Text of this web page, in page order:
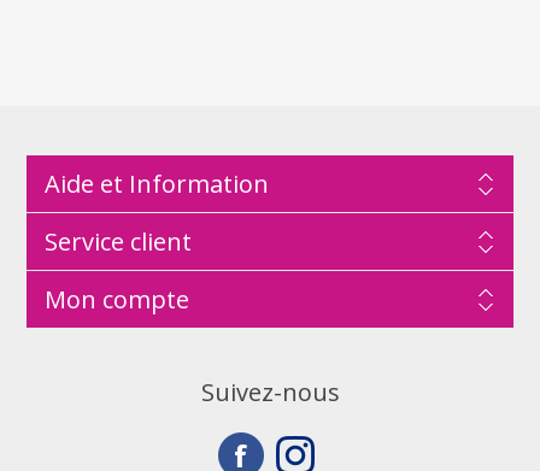
Aide et Information
Service client
Mon compte
Suivez-nous